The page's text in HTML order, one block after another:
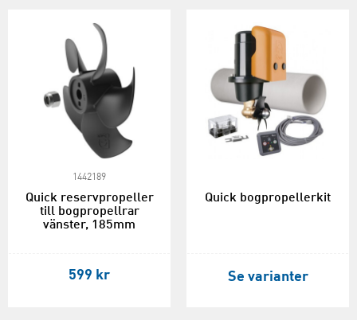
1442189
Quick reservpropeller
till bogpropellrar
vänster, 185mm
599 kr
Quick bogpropellerkit
Se varianter